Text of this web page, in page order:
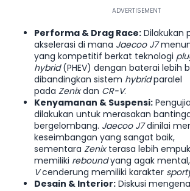
Performa & Drag Race: Dilakukan
akselerasi di mana Jaecoo J7
yang kompetitif berkat teknologi
hybrid(PHEV) dengan baterai lebih
dibandingkan sistem hybridparalel
pada Zenixdan CR-V.
Kenyamanan & Suspensi:
dilakukan untuk merasakan
bergelombang. Jaecoo J7dinilai
keseimbangan yang sangat baik,
sementara Zenixterasa lebih
memiliki reboundyang agak
Vcenderung memiliki karakter
Desain & Interior: Diskusi